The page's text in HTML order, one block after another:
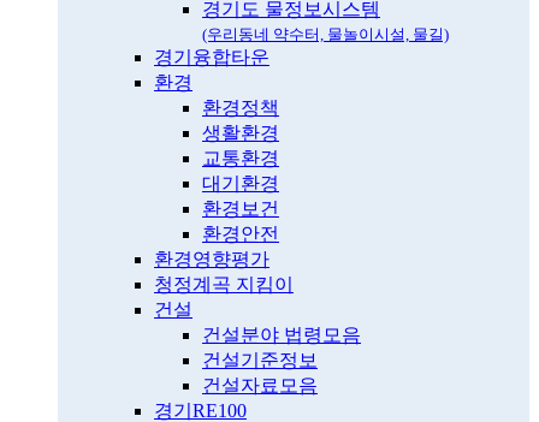
경기도 물정보시스템
(우리동네 약수터, 물놀이시설, 물길)
경기융합타운
환경
환경정책
생활환경
교통환경
대기환경
환경보건
환경안전
환경영향평가
청정계곡 지킴이
건설
건설분야 법령모음
건설기준정보
건설자료모음
경기RE100